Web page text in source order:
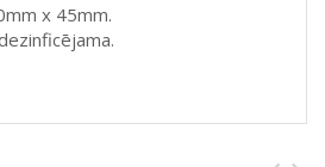
x 45mm.